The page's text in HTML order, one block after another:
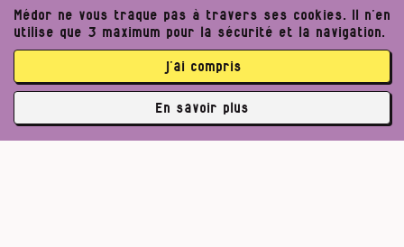
Médor ne vous traque pas à travers ses cookies. Il n’en
utilise que 3 maximum pour la sécurité et la navigation.
j’ai compris
En savoir plus